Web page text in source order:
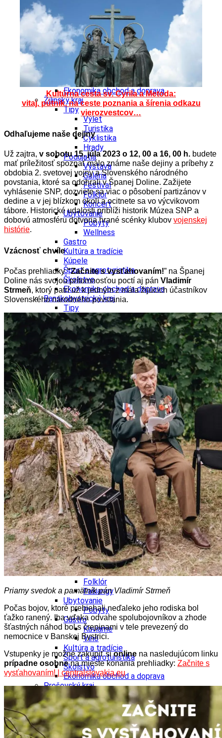
Divadlo
Ubytovanie
Wellness
Gastro
Víno
Kultúra a tradície
Šport a agroturistika
Školstvo
Ekonomika obchod a doprava
Žilinský kraj
Tipy
Výlet
Turistika
Cyklistika
Hrady
Podujatia
Výstava
Galéria
Festival
Folklór
Koncert
Ubytovanie
Pobyty
Wellness
Gastro
Kultúra a tradície
Kúpele
Šport a agroturistika
Školstvo
Ekonomika obchod a doprava
Banskobystrický kraj
Tipy
Výlet
Turistika
Cyklistika
Hrady
Podujatia
Výstava
Galéria
Festival
Folklór
Ubytovanie
Wellness
Gastro
Kaviarne
Kultúra a tradície
Kúpele
Šport a agroturistika
Školstvo
Ekonomika obchod a doprava
Košický kraj
Tipy
Výlet
Turistika
Cyklistika
Hrady
Podujatia
Výstava
Galéria
Divadlo
Folklór
Fašiangy
Ubytovanie
Pobyty
Gastro
Kaviarne
Víno
Kultúra a tradície
Šport a agroturistika
Školstvo
Ekonomika obchod a doprava
Prešovský kraj
Tipy
Výlet
Turistika
Cyklistika
Hrady
Kultúrna cesta sv. Cyrila a Metoda:
vitaj, pútnik, na ceste poznania a šírenia odkazu
vierozvestcov…
Odhaľujeme naše dejiny
Už zajtra, v sobotu 15. júla 2023 o 12, 00 a 16, 00 h. budete
mať príležitosť spoznať málo známe naše dejiny a príbehy z
obdobia 2. svetovej vojny a Slovenského národného
povstania, ktoré sa odohrali v Španej Doline. Zažijete
vyhlásenie SNP, dozviete sa viac o pôsobení partizánov v
dedine a v jej blízkom okolí a ocitnete sa vo výcvikovom
tábore. Historické udalosti priblíži historik Múzea SNP a
dobovú atmosféru dotvoria hrané scénky klubov vojenskej
histórie.
Vzácnosť chvíle
Počas prehliadky“Začnite s vysťahovaním!” na Španej
Doline nás svojou prítomnosťou poctí aj pán Vladimír
Strmeň, ktorý patrí už k jedným z mála žijúcich účastníkov
Slovenského národného povstania.
Priamy svedok a pamätník pán Vladimír Strmeň
Počas bojov, ktoré prebiehali neďaleko jeho rodiska bol
ťažko ranený. Iba vďaka odvahe spolubojovníkov a zhode
šťastných náhod bol s črepinami v tele prevezený do
nemocnice v Banskej Bystrici.
Vstupenky je možné zakúpiť sionline na nasledujúcom linku
prípadne osobnena mieste konania prehliadky: Začnite s
vysťahovaním! | centralslovakia.eu